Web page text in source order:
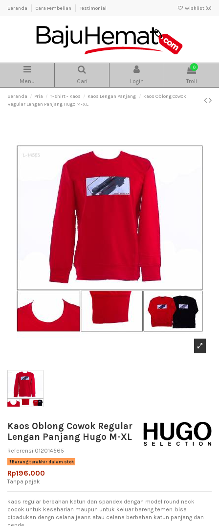
Beranda Cara Pembelian Testimonial Wishlist (0)
Menu Cari Login
0
Troli
Beranda Pria T-shirt - Kaos Kaos Lengan Panjang
Kaos Oblong Cowok
Regular Lengan Panjang Hugo M-XL
Kaos Oblong Cowok Regular
Lengan Panjang Hugo M-XL
Referensi 012014565
Barang terakhir dalam stok
Rp196.000
Tanpa pajak
kaos regular berbahan katun dan spandex dengan model round neck
cocok untuk keseharian maupun untuk keluar bareng temen. bisa
dipadukan dengn celana jeans atau celana berbahan katun panjang dan